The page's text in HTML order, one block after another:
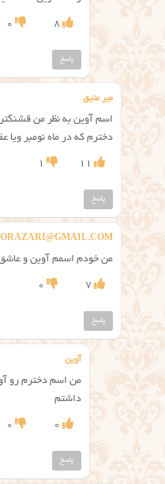
8
0
پاسخ
میر عتیق
اسم آوین به نظر من
دخترم که در ماه نومبر
11
1
پاسخ
من خودم اسمم آوین و
7
0
پاسخ
آوین
من اسم دخترم رو
داشتم
0
0
پاسخ